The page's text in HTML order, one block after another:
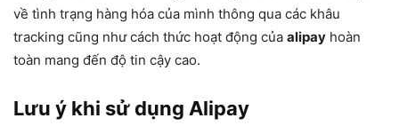
về tình trạng hàng hóa của mình thông qua các khâu
tracking cũng như cách thức hoạt động của alipay hoàn
toàn mang đến độ tin cậy cao.
Lưu ý khi sử dụng Alipay